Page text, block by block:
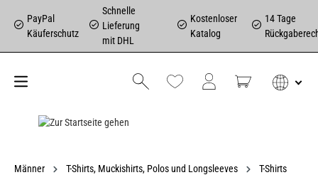
PayPal
Käuferschutz
Schnelle
Lieferung
mit DHL
Kostenloser
Katalog
14 Tage
Männer T-Shirts, Muckishirts, Polos und Longsleeves
T-Shirts